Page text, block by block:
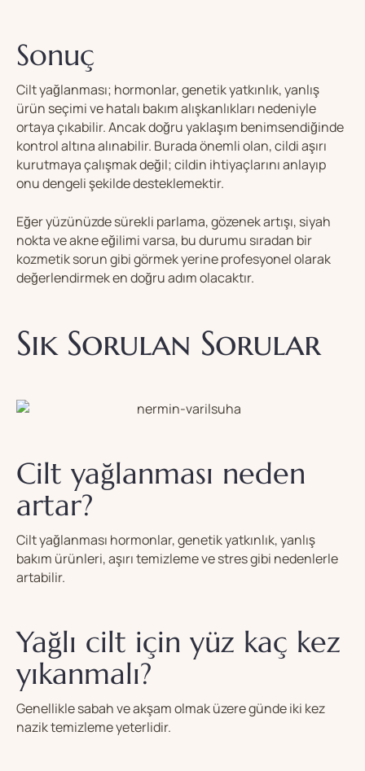
Sonuç
Cilt yağlanması; hormonlar, genetik yatkınlık, yanlış
ürün seçimi ve hatalı bakım alışkanlıkları nedeniyle
ortaya çıkabilir. Ancak doğru yaklaşım benimsendiğinde
kontrol altına alınabilir. Burada önemli olan, cildi aşırı
kurutmaya çalışmak değil; cildin ihtiyaçlarını anlayıp
onu dengeli şekilde desteklemektir.
Eğer yüzünüzde sürekli parlama, gözenek artışı, siyah
nokta ve akne eğilimi varsa, bu durumu sıradan bir
kozmetik sorun gibi görmek yerine profesyonel olarak
değerlendirmek en doğru adım olacaktır.
Sık Sorulan Sorular
Cilt yağlanması neden
artar?
Cilt yağlanması hormonlar, genetik yatkınlık, yanlış
bakım ürünleri, aşırı temizleme ve stres gibi nedenlerle
artabilir.
Yağlı cilt için yüz kaç kez
yıkanmalı?
Genellikle sabah ve akşam olmak üzere günde iki kez
nazik temizleme yeterlidir.